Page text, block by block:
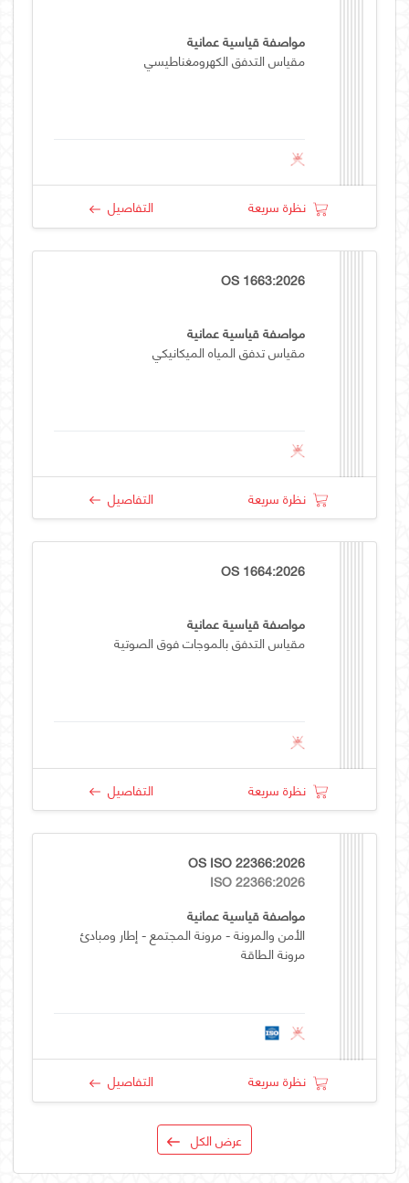
مواصفة قياسية عمانية
مقياس التدفق الكهرومغناطيسي
نظرة سريعة التفاصيل
OS 1663:2026
مواصفة قياسية عمانية
مقياس تدفق المياه الميكانيكي
نظرة سريعة التفاصيل
OS 1664:2026
مواصفة قياسية عمانية
مقياس التدفق بالموجات فوق الصوتية
نظرة سريعة التفاصيل
OS ISO 22366:2026
ISO 22366:2026
مواصفة قياسية عمانية
الأمن والمرونة - مرونة المجتمع - إطار ومبادئ
مرونة الطاقة
نظرة سريعة التفاصيل
عرض الكل